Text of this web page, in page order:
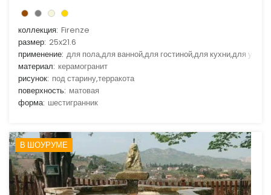
коллекция: Firenze
размер: 25x21.6
применение: для пола,для ванной,для гостиной,для кухни,для улицы
материал: керамогранит
рисунок: под старину,терракота
поверхность: матовая
форма: шестигранник
В ШОУРУМЕ